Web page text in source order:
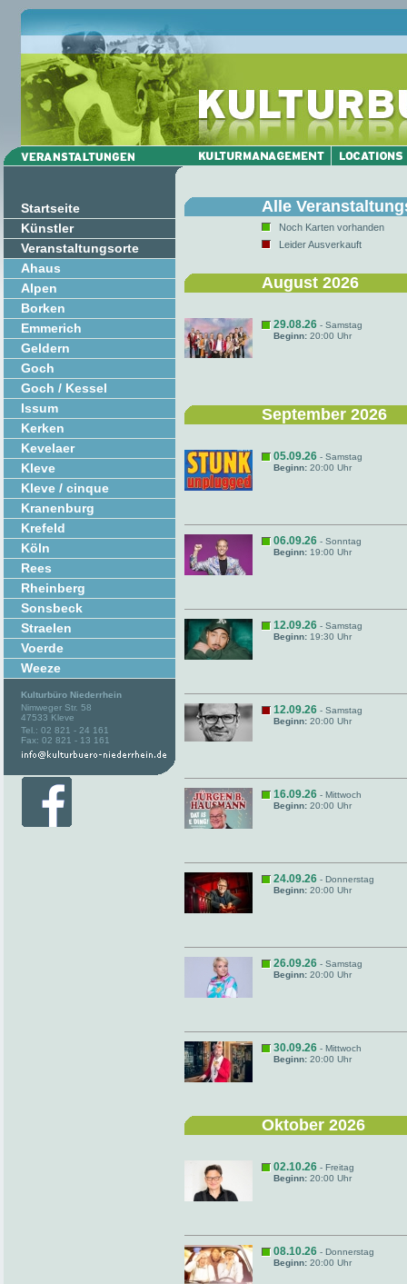
Startseite
Künstler
Veranstaltungsorte
Ahaus
Alpen
Borken
Emmerich
Geldern
Goch
Goch / Kessel
Issum
Kerken
Kevelaer
Kleve
Kleve / cinque
Kranenburg
Krefeld
Köln
Rees
Rheinberg
Sonsbeck
Straelen
Voerde
Weeze
Kulturbüro Niederrhein
Nimweger Str. 58
47533 Kleve
Tel.: 02 821 - 24 161
Fax: 02 821 - 13 161
Alle
Noch Karten vorhanden
Leider Ausverkauft
August 2026
29.08.26 - Samstag
Beginn: 20:00 Uhr
September 2026
05.09.26 - Samstag
Beginn: 20:00 Uhr
06.09.26 - Sonntag
Beginn: 19:00 Uhr
12.09.26 - Samstag
Beginn: 19:30 Uhr
12.09.26 - Samstag
Beginn: 20:00 Uhr
16.09.26 - Mittwoch
Beginn: 20:00 Uhr
24.09.26 - Donnerstag
Beginn: 20:00 Uhr
26.09.26 - Samstag
Beginn: 20:00 Uhr
30.09.26 - Mittwoch
Beginn: 20:00 Uhr
Oktober 2026
02.10.26 - Freitag
Beginn: 20:00 Uhr
08.10.26 - Donnerstag
Beginn: 20:00 Uhr